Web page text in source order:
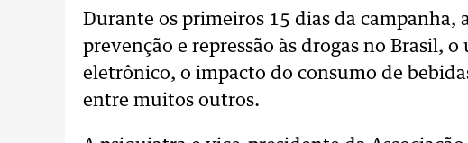
Durante os primeiros 15 dias da campanha,
prevenção e repressão às drogas no Brasil,
eletrônico, o impacto do consumo de
entre muitos outros.